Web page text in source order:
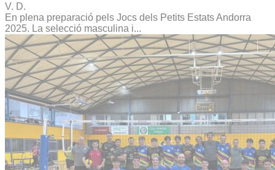
V. D.
En plena preparació pels Jocs dels Petits Estats Andorra
2025. La selecció masculina i...